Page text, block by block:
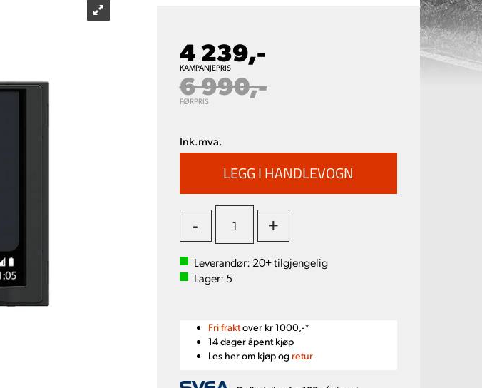
4 239,-
KAMPANJEPRIS
6 990,-
FØRPRIS
Ink.mva.
- +
Leverandør: 20+tilgjengelig
Lager: 5
Fri fraktover kr 1000,-*
14 dager åpent kjøp
Les her om kjøp og retur